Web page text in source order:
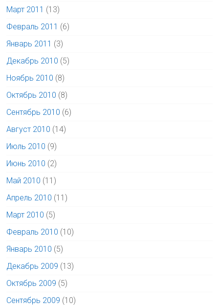
Март 2011 (13)
Февраль 2011 (6)
Январь 2011 (3)
Декабрь 2010 (5)
Ноябрь 2010 (8)
Октябрь 2010 (8)
Сентябрь 2010 (6)
Август 2010 (14)
Июль 2010 (9)
Июнь 2010 (2)
Май 2010 (11)
Апрель 2010 (11)
Март 2010 (5)
Февраль 2010 (10)
Январь 2010 (5)
Декабрь 2009 (13)
Октябрь 2009 (5)
Сентябрь 2009 (10)